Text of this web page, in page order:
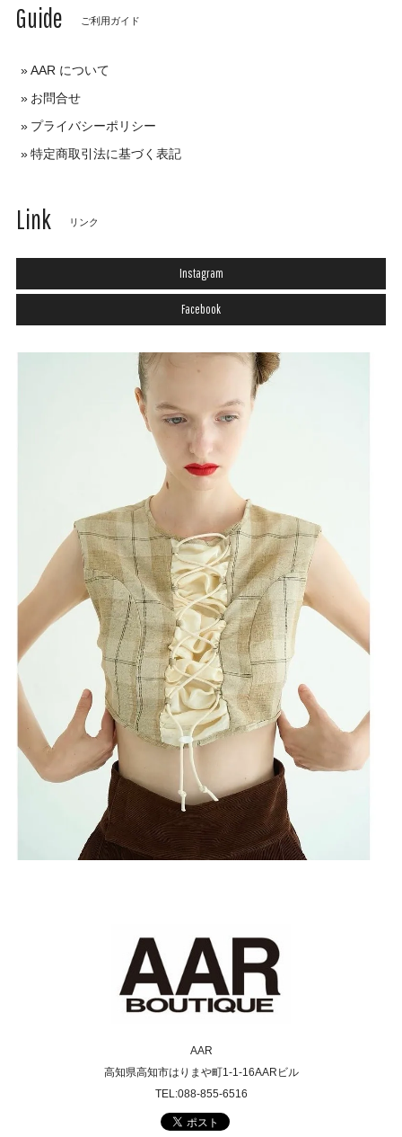
Guide ご利用ガイド
AAR について
お問合せ
プライバシーポリシー
特定商取引法に基づく表記
Link リンク
Instagram
Facebook
AAR
高知県高知市はりまや町1-1-16AARビル
TEL:088-855-6516